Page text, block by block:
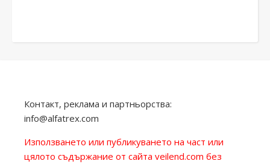
Контакт, реклама и партньорства:
info@alfatrex.com
Използването или публикуването на част или
цялото съдържание от сайта veilend.com без